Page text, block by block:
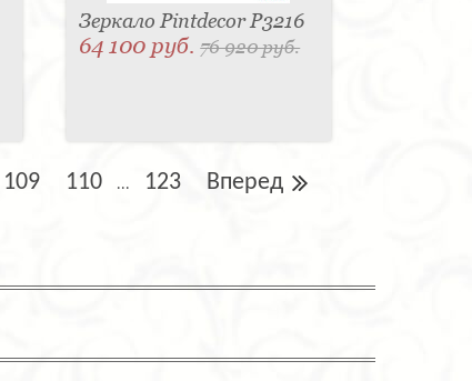
Зеркало Pintdecor P3216
64 100 руб.76 920 руб.
109 110 ... 123 Вперед